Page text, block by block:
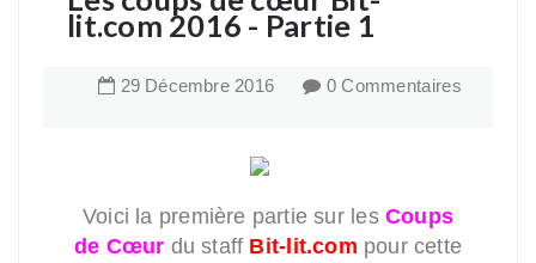
lit.com 2016 - Partie 1
29 Décembre 2016 0 Commentaires
Voici la première partie sur les Coups
de Cœur du staff Bit-lit.com pour cette